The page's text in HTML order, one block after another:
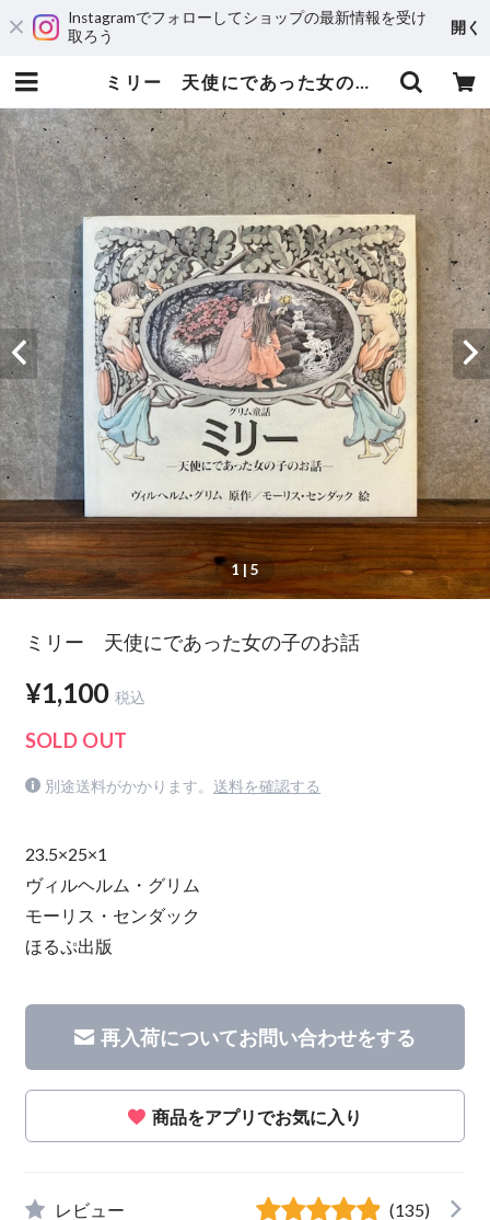
Instagramでフォローしてショップの最新情報を受け
取ろう
開く
ミリー 天使にであった女の子のお話 | maintent
1 | 5
ミリー 天使にであった女の子のお話
¥1,100 税込
SOLD OUT
別途送料がかかります。 送料を確認する
23.5×25×1
ヴィルヘルム・グリム
モーリス・センダック
ほるぷ出版
再入荷についてお問い合わせをする
商品をアプリでお気に入り
レビュー (135)